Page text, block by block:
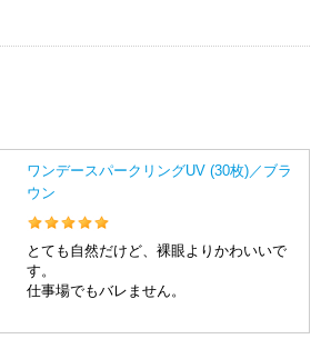
ワンデースパークリングUV (30枚)／ブラ
ウン
とても自然だけど、裸眼よりかわいいで
す。
仕事場でもバレません。